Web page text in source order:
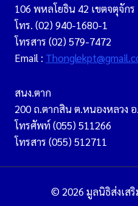
106 พหลโยธิน 42 เขตจตุจัก
โทร. (02) 940-1680-1
โทรสาร (02) 579-7472
Email :
สนง.ตาก
200 ถ.ตากสิน ต.หนองหลวง อ
โทรศัพท์ (055) 511266
โทรสาร (055) 512711
© 2026 มูลนิธิส่งเส